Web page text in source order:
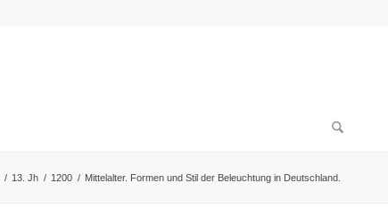
/ 13. Jh / 1200 / Mittelalter. Formen und Stil der Beleuchtung in Deutschland.